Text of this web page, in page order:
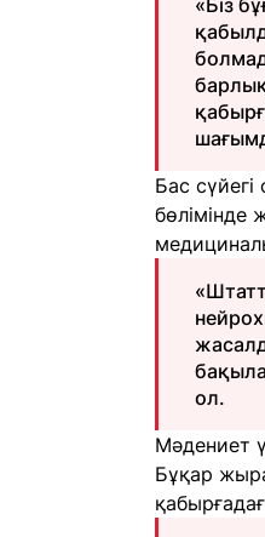
«Біз
Бас
бөлімінде
ол.
Мәдениет
Бұқар